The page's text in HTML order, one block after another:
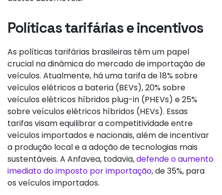
Políticas tarifárias e incentivos
As políticas tarifárias brasileiras têm um papel
crucial na dinâmica do mercado de importação de
veículos. Atualmente, há uma tarifa de 18% sobre
veículos elétricos a bateria (BEVs), 20% sobre
veículos elétricos híbridos plug-in (PHEVs) e 25%
sobre veículos elétricos híbridos (HEVs). Essas
tarifas visam equilibrar a competitividade entre
veículos importados e nacionais, além de incentivar
a produção local e a adoção de tecnologias mais
sustentáveis. A Anfavea, todavia,defende o aumento
imediato do imposto por importação, de 35%, para
os veículos importados.